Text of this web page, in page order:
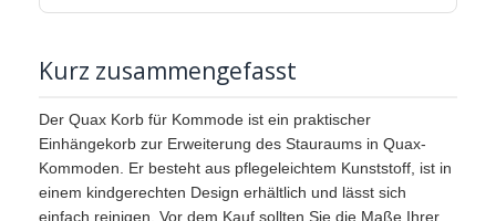
Kurz zusammengefasst
Der Quax Korb für Kommode ist ein praktischer
Einhängekorb zur Erweiterung des Stauraums in Quax-
Kommoden. Er besteht aus pflegeleichtem Kunststoff, ist in
einem kindgerechten Design erhältlich und lässt sich
einfach reinigen. Vor dem Kauf sollten Sie die Maße Ihrer